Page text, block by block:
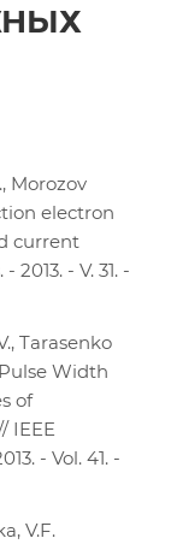
Morozov
electron
current
- V. 31. -
Tarasenko
Width
of
IEEE
- Vol. 41. -
V.F.